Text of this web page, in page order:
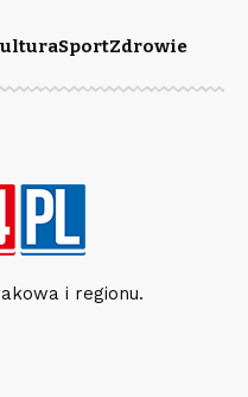
SportZdrowie
i regionu.